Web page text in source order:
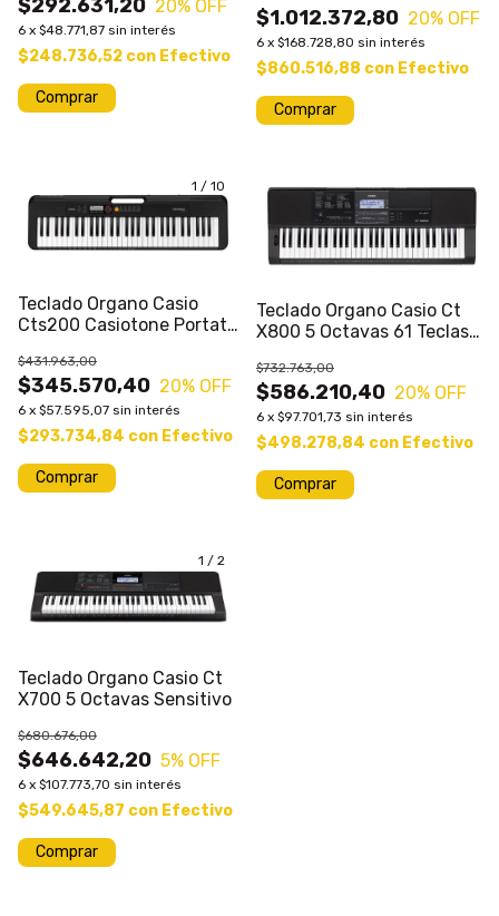
$292.631,20 20% OFF
6 x $48.771,87 sin interés
$248.736,52 con Efectivo
$1.012.372,80 20% OFF
6 x $168.728,80 sin interés
$860.516,88 con Efectivo
1 / 10
Teclado Organo Casio
Cts200 Casiotone Portatil
$345.570,40
$431.963,00
20% OFF
6 x $57.595,07 sin interés
$293.734,84 con Efectivo
Comprar
Teclado Organo Casio Ct
X800 5 Octavas 61 Teclas
$586.210,40
$732.763,00
20% OFF
6 x $97.701,73 sin interés
$498.278,84 con Efectivo
Comprar
1 / 2
Teclado Organo Casio Ct
X700 5 Octavas Sensitivo
$646.642,20
$680.676,00
5% OFF
6 x $107.773,70 sin interés
$549.645,87 con Efectivo
Comprar